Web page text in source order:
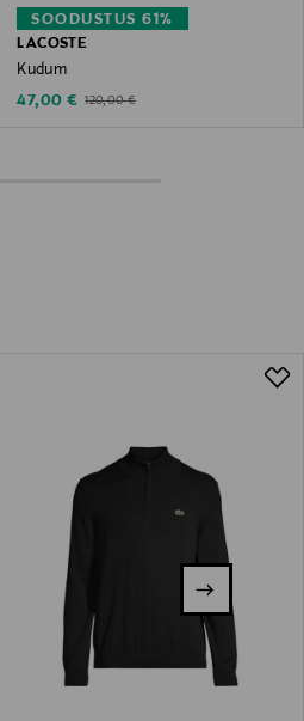
SOODUSTUS 61%
LACOSTE
Kudum
Discounted Price
47,00 € Original Price
120,00 €